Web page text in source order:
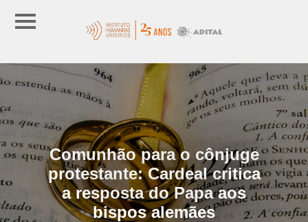
Comunhão para o cônjuge
protestante: Cardeal critica
a resposta do Papa aos
bispos alemães